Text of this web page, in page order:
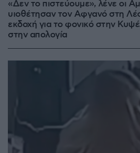
«Δεν το πιστεύουμε», λένε οι
υιοθέτησαν τον Αφγανό στη
εκδοχή για το φονικό στην
στην απολογία